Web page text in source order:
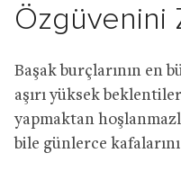
Özgüvenini
Başak burçlarının en
aşırı yüksek
yapmaktan
bile günlerce